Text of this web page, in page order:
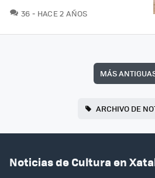
36 COMENTARIOS
HACE 2 AÑOS
MÁS
ARCHIVO DE
Noticias de Cultura en